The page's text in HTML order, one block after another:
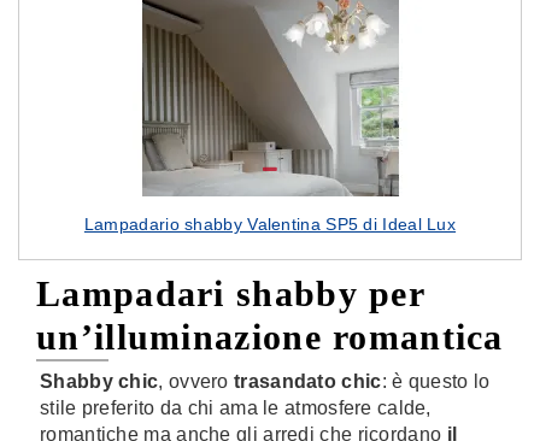
Lampadario shabby Valentina SP5 di Ideal Lux
Lampadari shabby per
un’illuminazione romantica
Shabby chic, ovverotrasandato chic: è questo lo
stile preferito da chi ama le atmosfere calde,
romantiche ma anche gli arredi che ricordano il